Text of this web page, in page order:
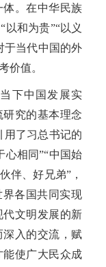
。在中华民族
和为贵”“以义
于当代中国的外
价值。
下中国发展实
究的基本理念
用了习总书记的
心相同”“中国始
伴、好兄弟”，
界各国共同实现
文明发展的新
入的交流，赋
使广大民众成